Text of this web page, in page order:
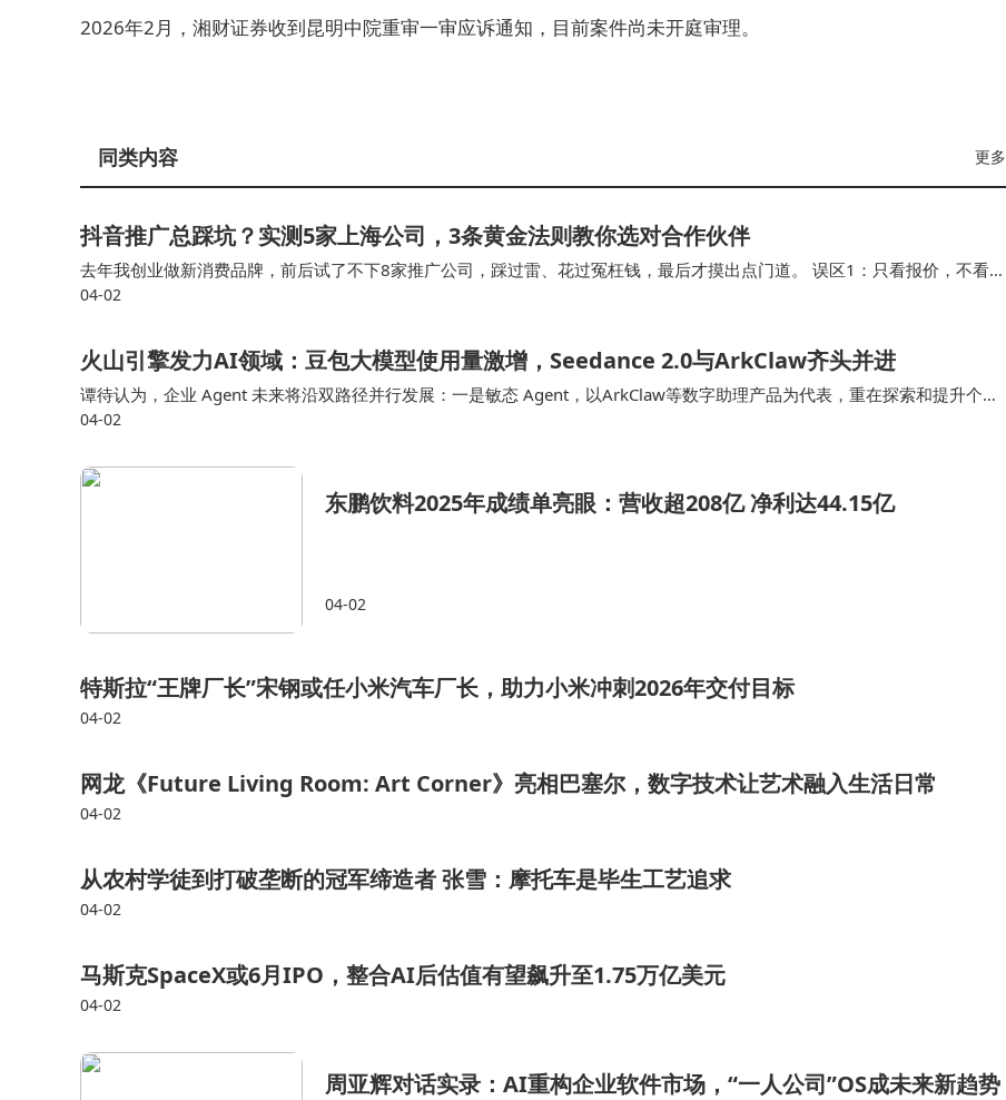
2026年2月，湘财证券收到昆明中院重审一审应诉通知，目前案件尚未开庭审理。
更多
同类内容
抖音推广总踩坑？实测5家上海公司，3条黄金法则教你选对合作伙伴
去年我创业做新消费品牌，前后试了不下8家推广公司，踩过雷、花过冤枉钱，最后才摸出点门道。 误区1：只看报价，不看效
果我第一家合作的公司报价最低，一个月只要2万。 很多公司给你看的案例，可能是他们唯一能拿出手…
04-02
火山引擎发力AI领域：豆包大模型使用量激增，Seedance 2.0与ArkClaw齐头并进
谭待认为，企业 Agent 未来将沿双路径并行发展：一是敏态 Agent，以ArkClaw等数字助理产品为代表，重在探索和提升个人
生产力，是企业的创新试验场；二是稳态 Agent， 企业可实现AI最佳实…
04-02
东鹏饮料2025年成绩单亮眼：营收超208亿 净利达44.15亿
04-02
特斯拉“王牌厂长”宋钢或任小米汽车厂长，助力小米冲刺2026年交付目标
04-02
网龙《Future Living Room: Art Corner》亮相巴塞尔，数字技术让艺术融入生活日常
04-02
从农村学徒到打破垄断的冠军缔造者 张雪：摩托车是毕生工艺追求
04-02
马斯克SpaceX或6月IPO，整合AI后估值有望飙升至1.75万亿美元
04-02
周亚辉对话实录：AI重构企业软件市场，“一人公司”OS成未来新趋势